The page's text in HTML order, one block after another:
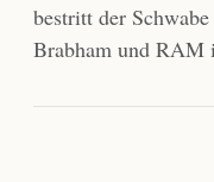
bestritt der
Brabham und RAM